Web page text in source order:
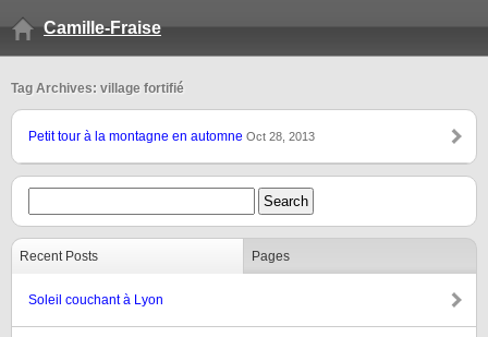
Camille-Fraise
Tag Archives: village fortifié
Petit tour à la montagne en automne Oct 28, 2013
Recent Posts Pages
Soleil couchant à Lyon